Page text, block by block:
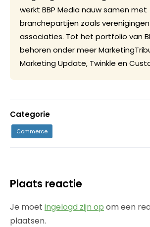
werkt BBP Media nauw samen met
branchepartijen zoals
associaties. Tot het portfolio van
behoren onder meer
Marketing Update, Twinkle en
Categorie
Commerce
Plaats reactie
Je moet ingelogd zijn op om een
plaatsen.